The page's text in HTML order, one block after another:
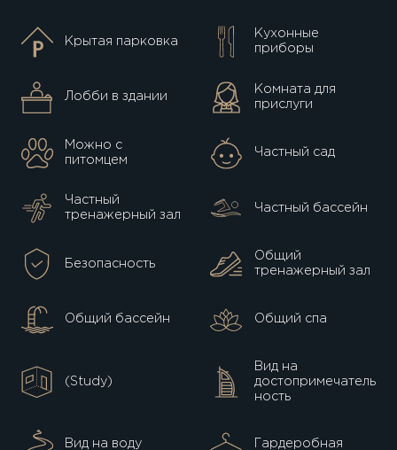
Крытая парковка
Кухонные
приборы
Лобби в здании
Комната для
прислуги
Можно с
питомцем
Частный сад
Частный
тренажерный зал
Частный бассейн
Безопасность
Общий
тренажерный зал
Общий бассейн Общий спа
(Study)
Вид на
достопримечатель
ность
Вид на воду Гардеробная